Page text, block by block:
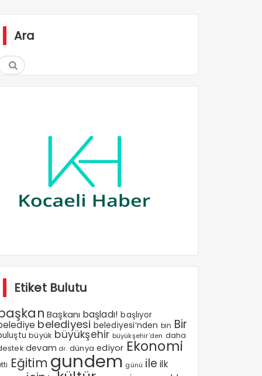
Ara
Etiket Bulutu
Başkanı başladı! başlıyor
belediyesi belediyesi’nden bin Bir
büyük büyükşehir büyükşehir’den daha
devam dr. dünya ediyor Ekonomi
Eğitim gundem günü ile ilk